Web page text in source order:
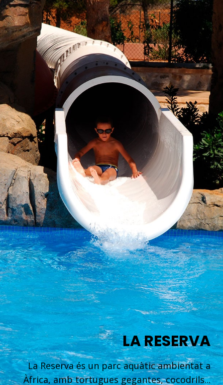
LA RESERVA
La Reserva és un parc aquàtic ambientat a
Àfrica, amb tortugues gegantes, cocodrils...